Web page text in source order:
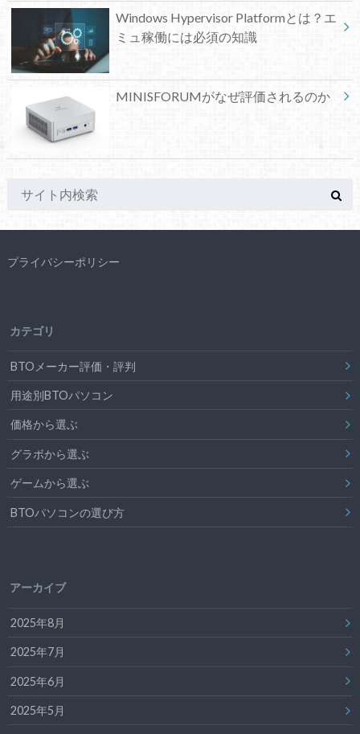
Windows Hypervisor Platformとは？エ
ミュ稼働には必須の知識
MINISFORUMがなぜ評価されるのか
プライバシーポリシー
カテゴリ
BTOメーカー評価・評判
用途別BTOパソコン
価格から選ぶ
グラボから選ぶ
ゲームから選ぶ
BTOパソコンの選び方
アーカイブ
2025年8月
2025年7月
2025年6月
2025年5月